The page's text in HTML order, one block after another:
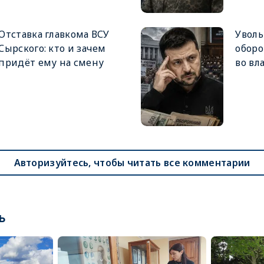
главкома ВСУ
кто и зачем
ему на смену
во
Авторизуйтесь, чтобы читать все комментарии